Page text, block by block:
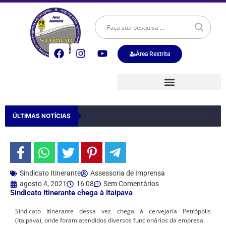
Área Restrita
ÚLTIMAS NOTÍCIAS
Sindicato Itinerante
Assessoria de Imprensa
agosto 4, 2021
16:08 Sem Comentários
Sindicato Itinerante chega à Itaipava
Sindicato Itinerante dessa vez chega à cervejaria Petrópolis
(Itaipava), onde foram atendidos diversos funcionários da empresa.